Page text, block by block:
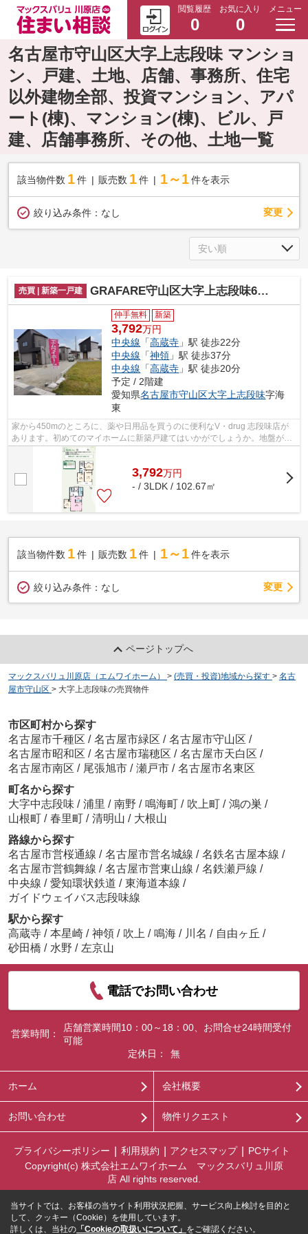
閲覧履歴
0
お気に入り
0
メニュー
名古屋市守山区大字上志段味 マンショ
ン、戸建、土地、店舗、事務所、住宅
以外建物全部、投資マンション、アパ
ート(棟)、マンション(棟)、ビル、戸
建、店舗事務所、その他、土地一覧
該当物件数 1件 販売数 1 件 1～1 件を表示
絞り込み条件： なし 変更
売買 | 新築一戸建 GRAFARE守山区大字上志段味6期4棟【仲介手数料無料 上志段味東小 志段味中】
仲手無料 新築
3,792万円
中央線 「高蔵寺 」駅 徒歩22分
中央線 「神領 」駅 徒歩37分
中央線 「高蔵寺 」駅 徒歩20分
予定 / 2階建
愛知県名古屋市守山区大字上志段味字海
東
家から450mのところに、薬や日用品を買うのに便利なV・drug 志段味店が
あります。初めてのマイホームに新築戸建てはいかがでしょうか。地盤が弱
いと大惨事になりかねませんので地盤調...
3,792万円
- / 3LDK / 102.67㎡
該当物件数 1件 販売数 1 件 1～1 件を表示
絞り込み条件： なし 変更
ページトップへ
マックスバリュ川原店（エムワイホーム） > (売買・投資)地域から探す > 名古
屋市守山区 > 大字上志段味の売買物件
市区町村から探す
名古屋市千種区 / 名古屋市緑区 / 名古屋市守山区 /
名古屋市昭和区 / 名古屋市瑞穂区 / 名古屋市天白区 /
名古屋市南区 / 尾張旭市 / 瀬戸市 / 名古屋市名東区
町名から探す
大字中志段味 / 浦里 / 南野 / 鳴海町 / 吹上町 / 鴻の巣 /
山根町 / 春里町 / 清明山 / 大根山
路線から探す
名古屋市営桜通線 / 名古屋市営名城線 / 名鉄名古屋本線 /
名古屋市営鶴舞線 / 名古屋市営東山線 / 名鉄瀬戸線 /
中央線 / 愛知環状鉄道 / 東海道本線 /
ガイドウェイバス志段味線
駅から探す
高蔵寺 / 本星崎 / 神領 / 吹上 / 鳴海 / 川名 / 自由ヶ丘 /
砂田橋 / 水野 / 左京山
電話でお問い合わせ
営業時間：
店舗営業時間10：00～18：00、お問合せ24時間受付
可能
定休日：
無
ホーム 会社概要
お問い合わせ 物件リクエスト
プライバシーポリシー 利用規約 アクセスマップ
PCサイト
Copyright(c) 株式会社エムワイホーム マックスバリュ川原
店 All rights reserved.
当サイトでは、お客様の当サイト利用状況把握、サービス向上検討を目的と
して、クッキー（Cookie）を使用しています。
詳しくは、当社の 「Cookieの取扱いについて」 をご確認ください。